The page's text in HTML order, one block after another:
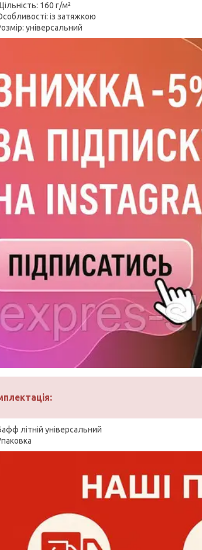
160 г/м²
із затяжкою
універсальний
літній універсальний